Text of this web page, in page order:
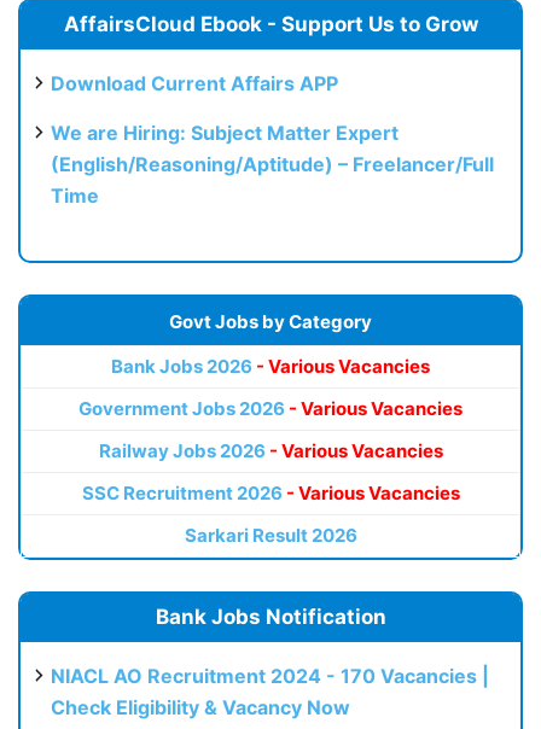
AffairsCloud Ebook - Support Us to Grow
Download Current Affairs APP
We are Hiring: Subject Matter Expert
(English/Reasoning/Aptitude) – Freelancer/Full
Time
Govt Jobs by Category
Bank Jobs 2026 - Various Vacancies
Government Jobs 2026 - Various Vacancies
Railway Jobs 2026 - Various Vacancies
SSC Recruitment 2026 - Various Vacancies
Sarkari Result 2026
Bank Jobs Notification
NIACL AO Recruitment 2024 - 170 Vacancies |
Check Eligibility & Vacancy Now